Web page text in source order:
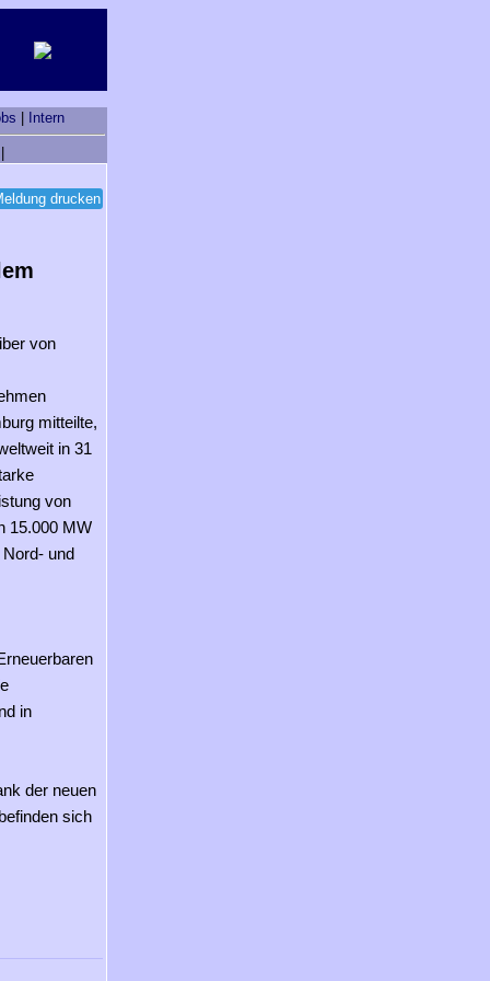
Intern
drucken
von
mitteilte,
in 31
von
15.000 MW
und
in
der neuen
sich